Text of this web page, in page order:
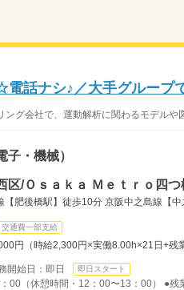
話ナシ♪／大手グループ
ング会社で、運動解析に関わるモデル
子・機械）
区/Ｏｓａｋａ Ｍｅｔｒｏ四つ
【肥後橋駅】徒歩10分 京阪中之島線【中
交通費一部支給
円（時給2,300円×実働8.00h×21日+
始日：即日 即日スタート
00（休憩時間・12：00〜13：00） ●残